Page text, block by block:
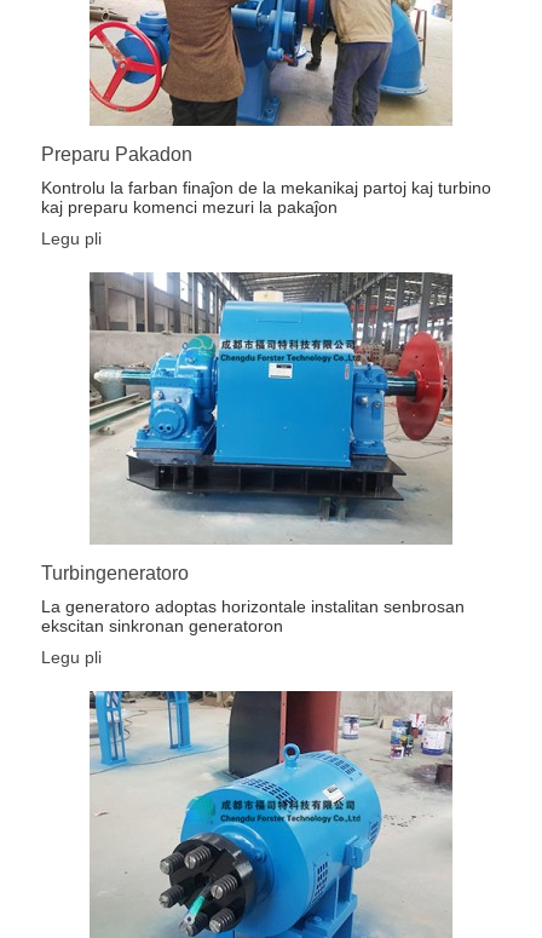
Preparu Pakadon
Kontrolu la farban finaĵon de la mekanikaj partoj kaj turbino
kaj preparu komenci mezuri la pakaĵon
Legu pli
Turbingeneratoro
La generatoro adoptas horizontale instalitan senbrosan
ekscitan sinkronan generatoron
Legu pli